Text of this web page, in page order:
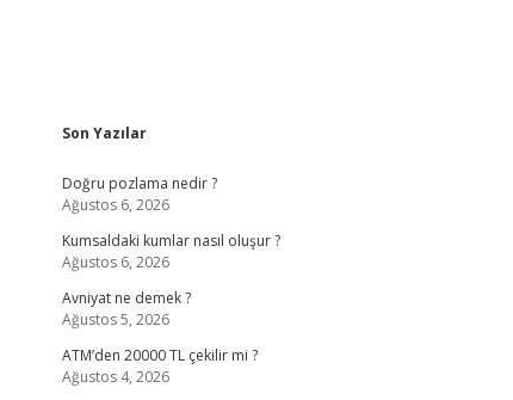
Sidebar
Son Yazılar
Doğru pozlama nedir ?
Ağustos 6, 2026
Kumsaldaki kumlar nasıl oluşur ?
Ağustos 6, 2026
Avniyat ne demek ?
Ağustos 5, 2026
ATM’den 20000 TL çekilir mi ?
Ağustos 4, 2026